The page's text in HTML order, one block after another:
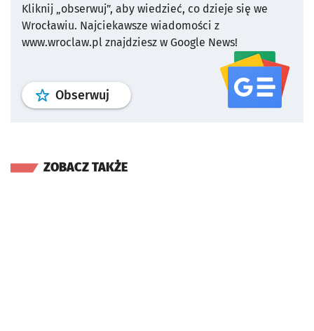
Kliknij „obserwuj”, aby wiedzieć, co dzieje się we
Wrocławiu. Najciekawsze wiadomości z
www.wroclaw.pl znajdziesz w Google News!
Obserwuj profil serwisu
ZOBACZ TAKŻE